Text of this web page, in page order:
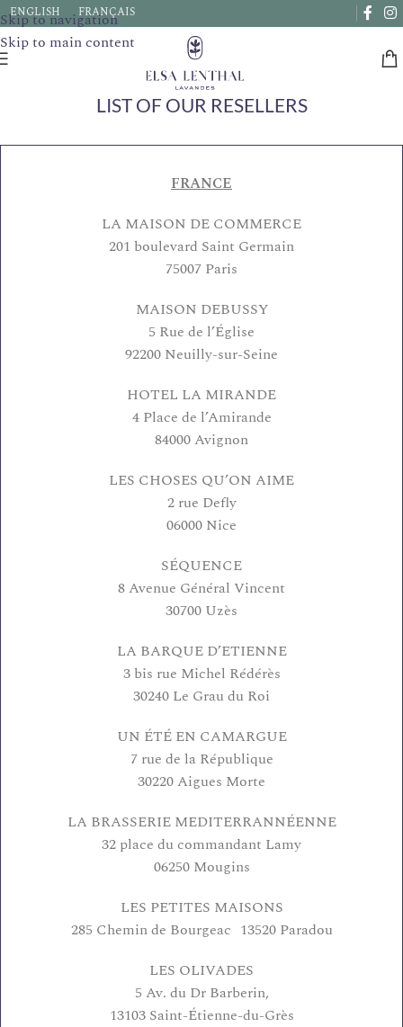
Skip to navigation
Skip to main content
Due to a very high number of orders currently, delivery times
may be extended by a few days.
ENGLISH FRANÇAIS
LIST OF OUR RESELLERS
FRANCE
LA MAISON DE COMMERCE
201 boulevard Saint Germain
75007 Paris
MAISON DEBUSSY
5 Rue de l’Église
92200 Neuilly-sur-Seine
HOTEL LA MIRANDE
4 Place de l’Amirande
84000 Avignon
LES CHOSES QU’ON AIME
2 rue Defly
06000 Nice
SÉQUENCE
8 Avenue Général Vincent
30700 Uzès
LA BARQUE D’ETIENNE
3 bis rue Michel Rédérès
30240 Le Grau du Roi
UN ÉTÉ EN CAMARGUE
7 rue de la République
30220 Aigues Morte
LA BRASSERIE MEDITERRANNÉENNE
32 place du commandant Lamy
06250 Mougins
LES PETITES MAISONS
285 Chemin de Bourgeac 13520 Paradou
LES OLIVADES
5 Av. du Dr Barberin,
13103 Saint-Étienne-du-Grès